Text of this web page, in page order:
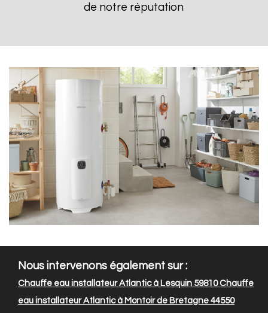
de notre réputation
Nous intervenons également sur :
Chauffe eau installateur Atlantic à Lesquin 59810Chauffe
eau installateur Atlantic à Montoir de Bretagne 44550